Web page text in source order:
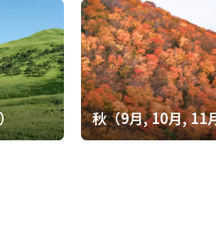
秋（9月, 10月, 11